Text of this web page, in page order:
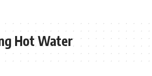
Hot Water